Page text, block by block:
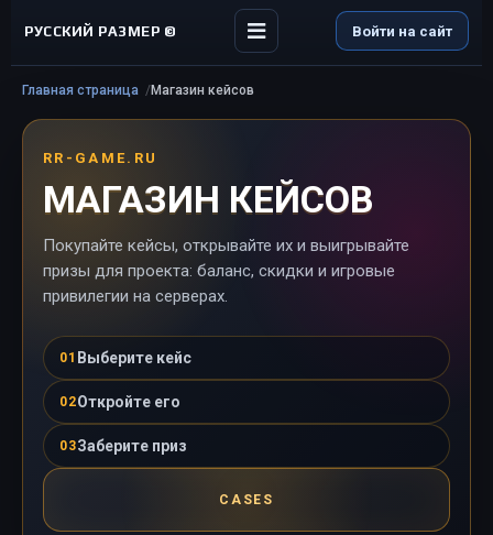
РУССКИЙ РАЗМЕР © Войти на сайт
Главная страница Магазин кейсов
RR-GAME.RU
МАГАЗИН КЕЙСОВ
Покупайте кейсы, открывайте их и выигрывайте
призы для проекта: баланс, скидки и игровые
привилегии на серверах.
01 Выберите кейс
02Откройте его
03Заберите приз
CASES